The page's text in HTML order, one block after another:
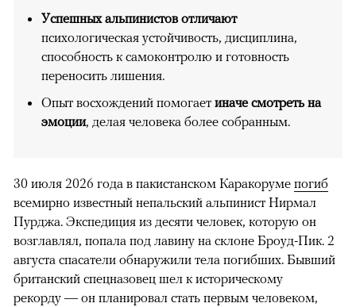
Успешных альпинистов отличают
психологическая устойчивость, дисциплина,
способность к самоконтролю и готовность
переносить лишения.
Опыт восхождений помогает иначе смотреть на
эмоции, делая человека более собранным.
30 июля 2026 года в пакистанском Каракоруме погиб
всемирно известный непальский альпинист Нирмал
Пурджа. Экспедиция из десяти человек, которую он
возглавлял, попала под лавину на склоне Броуд-Пик. 2
августа спасатели обнаружили тела погибших. Бывший
британский спецназовец шел к историческому
рекорду — он планировал стать первым человеком,